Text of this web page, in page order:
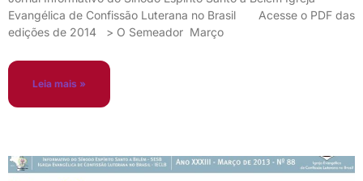
Evangélica de Confissão Luterana no Brasil Acesse o PDF das
edições de 2014 > O Semeador Março
Leia mais »